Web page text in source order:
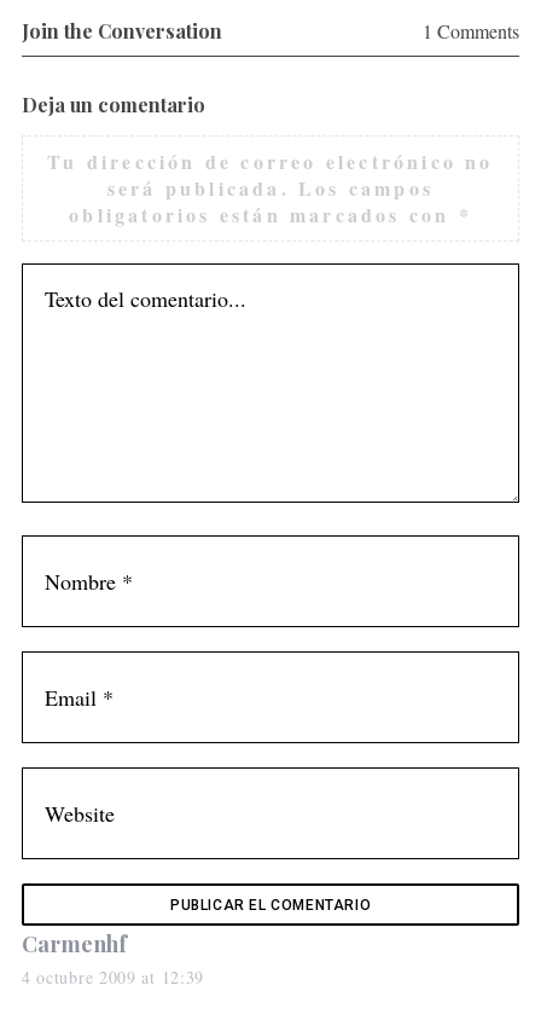
Join the Conversation 1 Comments
Deja un comentario
Tu dirección de correo electrónico no
será publicada. Los campos
obligatorios están marcados con *
s
a
Carmenhf
4 octubre 2009 at 12:39